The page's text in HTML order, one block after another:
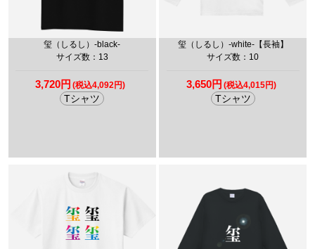
玺（しるし）-black-
サイズ数：13
3,720円 (税込4,092円)
Tシャツ
玺（しるし）-white-【長袖】
サイズ数：10
3,650円 (税込4,015円)
Tシャツ